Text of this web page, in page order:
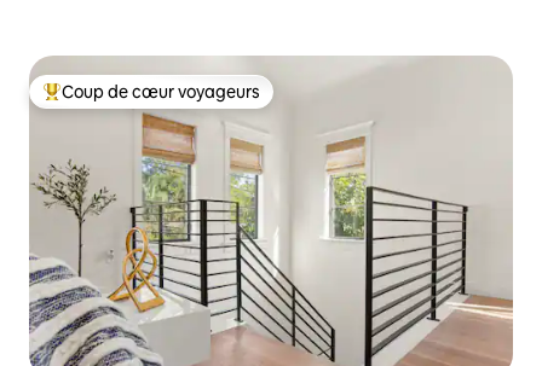
Coups de cœur voyageurs les plus appréciés
Coup de cœur voyageurs